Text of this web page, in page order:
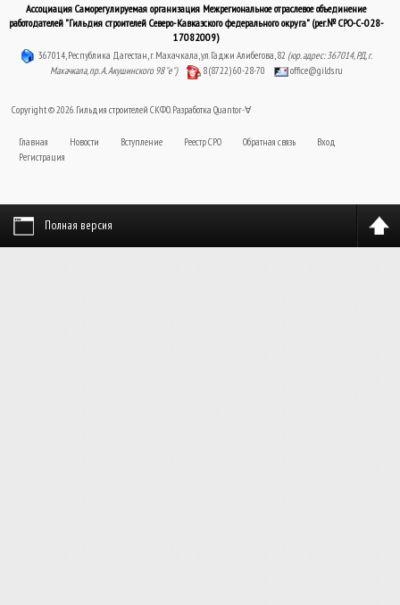
Ассоциация Саморегулируемая организация Межрегиональное отраслевое объединение
работодателей "Гильдия строителей Северо-Кавказского федерального округа" (рег.№ СРО-С-028-
17082009)
367014, Республика Дагестан, г. Махачкала, ул. Гаджи Алибегова, 82 (юр. адрес: 367014, РД, г.
Махачкала, пр. А. Акушинского 98 "е")
8 (8722) 60-28-70 office@gilds.ru
Copyright © 2026. Гильдия строителей СКФО. Разработка Quantor-∀
Главная Новости Вступление Реестр СРО Обратная связь
Вход
Регистрация
Полная версия